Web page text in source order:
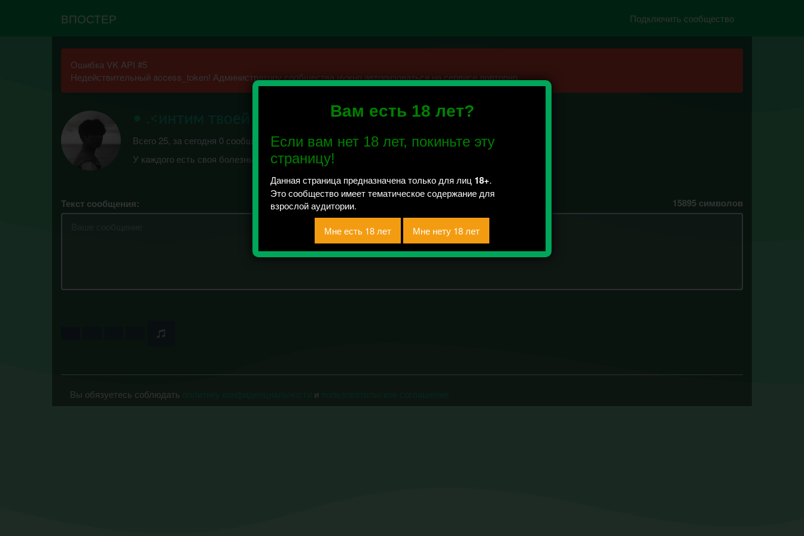
Вам есть 18 лет?
Если вам нет 18 лет, покиньте эту
страницу!
Данная страница предназначена только для лиц 18+.
Это сообщество имеет тематическое содержание для
взрослой аудитории.
ВПОСТЕР Подключить сообщество
Ошибка VK API #5
Недействительный access_token! Администратору сообщества нужно авторизоваться на сервисе повторно.
• .<интим твоей души bangtan boys>. •
Всего 25, за сегодня 0 сообщений отправлено / Рейтинг 0
У каждого есть своя болезнь. «Почему я до сих пор болею?»
Текст сообщения: 15895 символов
Вы обязуетесь соблюдать и